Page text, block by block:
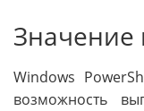
Значение
Windows
возможность